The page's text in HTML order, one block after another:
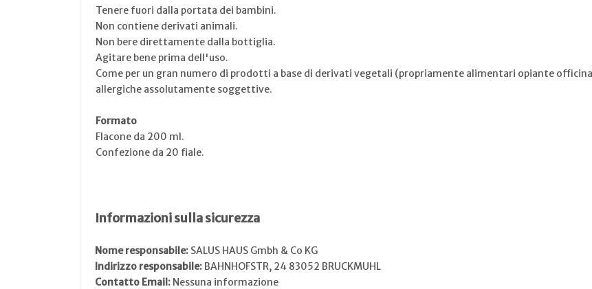
Tenere fuori dalla portata dei bambini.
Non contiene derivati animali.
Non bere direttamente dalla bottiglia.
Agitare bene prima dell'uso.
Come per un gran numero di prodotti a base di derivati vegetali (propriamente alimentari opiante
allergiche assolutamente soggettive.
Formato
Flacone da 200 ml.
Confezione da 20 fiale.
Informazioni sulla sicurezza
Nome responsabile: SALUS HAUS Gmbh & Co KG
Indirizzo responsabile: BAHNHOFSTR, 24 83052 BRUCKMUHL
Contatto Email: Nessuna informazione